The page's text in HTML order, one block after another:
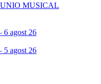
MUSICAL
agost 26
agost 26